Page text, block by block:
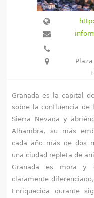
a
u
s
e
d
Granada es la capital
sobre la confluencia de
Sierra Nevada y
Alhambra, su más
cada año más de dos
una ciudad repleta de
Granada es mora y
claramente
Enriquecida durante